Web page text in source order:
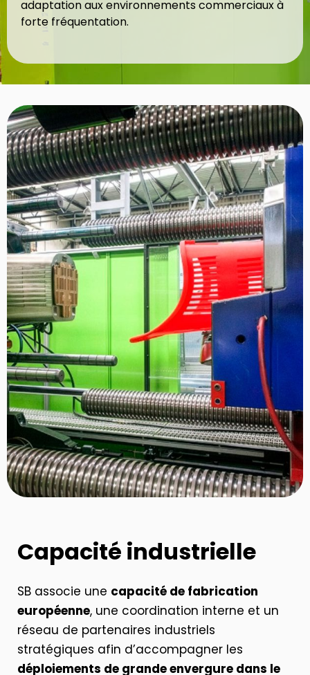
adaptation aux environnements commerciaux à
forte fréquentation.
Capacité industrielle
SB associe une capacité de fabrication
européenne, une coordination interne et un
réseau de partenaires industriels
stratégiques afin d’accompagner les
déploiements de grande envergure dans le